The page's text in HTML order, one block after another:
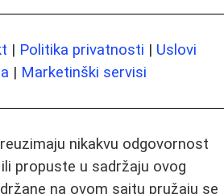
| Politika privatnosti | Uslovi
| Marketinški servisi
nikakvu odgovornost
propuste u sadržaju ovog
na ovom sajtu pružaju se